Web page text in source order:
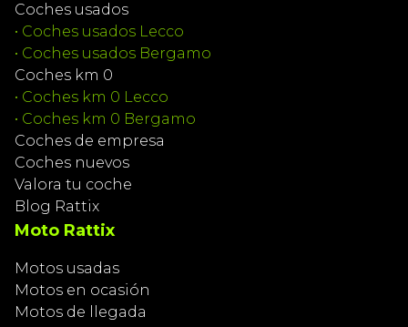
Coches usados
• Coches usados Lecco
• Coches usados Bergamo
Coches km 0
• Coches km 0 Lecco
• Coches km 0 Bergamo
Coches de empresa
Coches nuevos
Valora tu coche
Blog Rattix
Moto Rattix
Motos usadas
Motos en ocasión
Motos de llegada